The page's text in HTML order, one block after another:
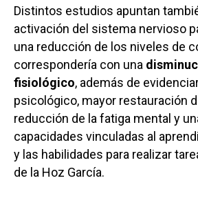
Distintos estudios apuntan
activación del sistema nervioso
una reducción de los niveles de
correspondería con una
fisiológico, además de
psicológico, mayor restauración
reducción de la fatiga mental y
capacidades vinculadas al
y las habilidades para realizar
de la Hoz García.